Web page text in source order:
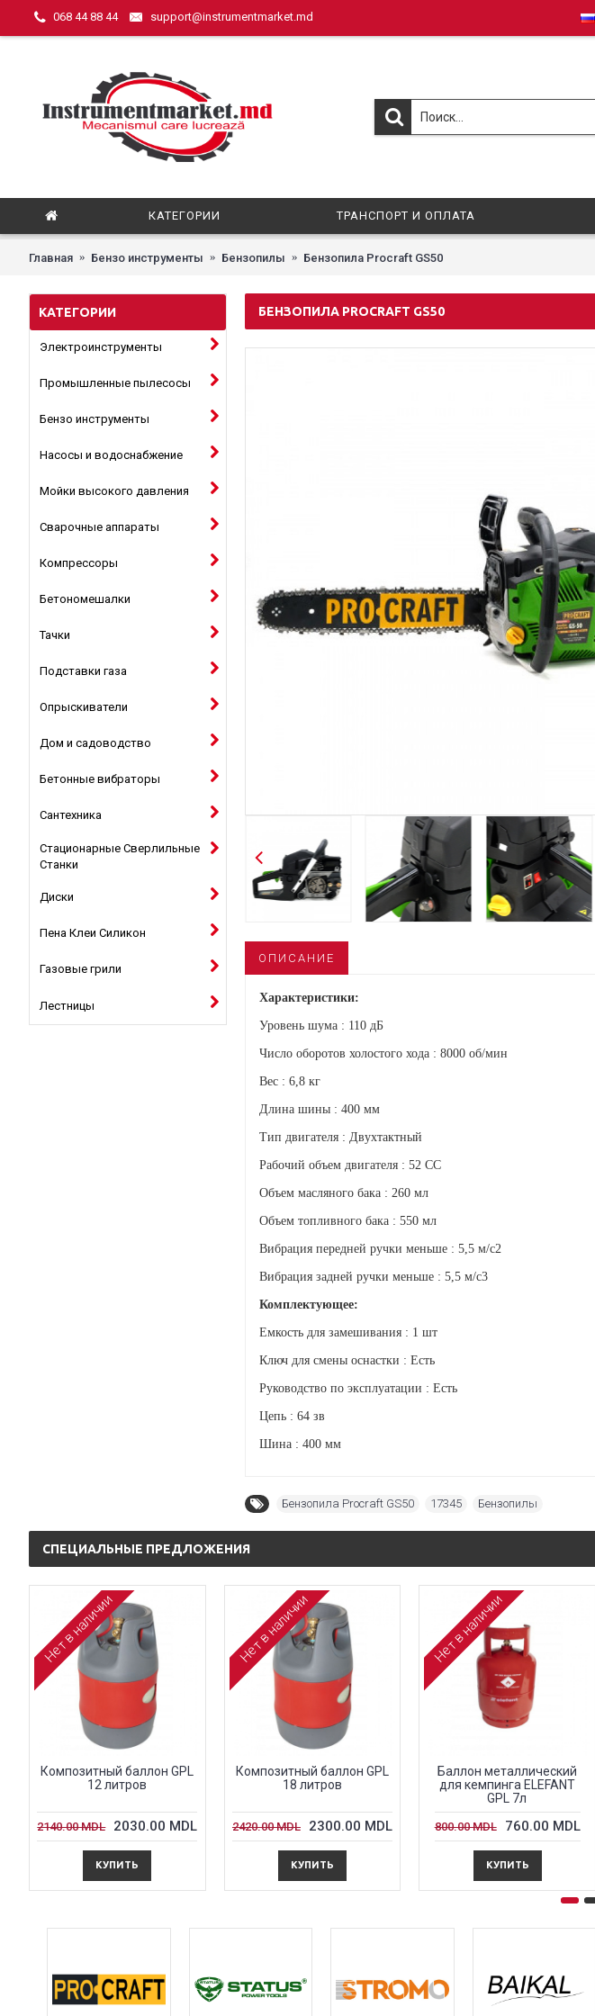
068 44 88 44 support@instrumentmarket.md
КАТЕГОРИИ ТРАНСПОРТ И ОПЛАТА
Главная Бензо инструменты Бензопилы Бензопила Procraft GS50
КАТЕГОРИИ
Электроинструменты
Промышленные пылесосы
Бензо инструменты
Насосы и водоснабжение
Мойки высокого давления
Сварочные аппараты
Компрессоры
Бетономешалки
Тачки
Подставки газа
Опрыскиватели
Дом и садоводство
Бетонные вибраторы
Сантехника
Стационарные Сверлильные
Станки
Диски
Пена Клеи Силикон
Газовые грили
Лестницы
БЕНЗОПИЛА PROCRAFT GS50
ОПИСАНИЕ
Характеристики:
Уровень шума : 110 дБ
Число оборотов холостого хода : 8000 об/мин
Вес : 6,8 кг
Длина шины : 400 мм
Тип двигателя : Двухтактный
Рабочий объем двигателя : 52 СС
Объем масляного бака : 260 мл
Объем топливного бака : 550 мл
Вибрация передней ручки меньше : 5,5 м/с2
Вибрация задней ручки меньше : 5,5 м/с3
Комплектующее:
Емкость для замешивания : 1 шт
Ключ для смены оснастки : Есть
Руководство по эксплуатации : Есть
Цепь : 64 зв
Шина : 400 мм
Бензопила Procraft GS50 17345 Бензопилы
СПЕЦИАЛЬНЫЕ ПРЕДЛОЖЕНИЯ
Нет в наличии
Композитный баллон GPL
12 литров
2140.00 MDL 2030.00 MDL
КУПИТЬ
Нет в наличии
Композитный баллон GPL
18 литров
2420.00 MDL 2300.00 MDL
КУПИТЬ
Нет в наличии
Баллон металлический
для кемпингa ELEFANT
GPL 7л
800.00 MDL 760.00 MDL
КУПИТЬ